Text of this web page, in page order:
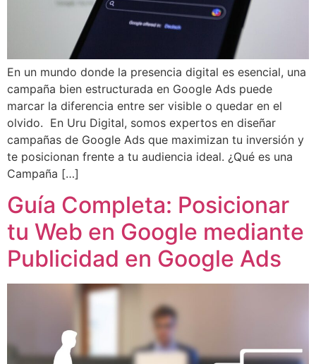
En un mundo donde la presencia digital es esencial, una
campaña bien estructurada en Google Ads puede
marcar la diferencia entre ser visible o quedar en el
olvido. En Uru Digital, somos expertos en diseñar
campañas de Google Ads que maximizan tu inversión y
te posicionan frente a tu audiencia ideal. ¿Qué es una
Campaña […]
Guía Completa: Posicionar
tu Web en Google mediante
Publicidad en Google Ads